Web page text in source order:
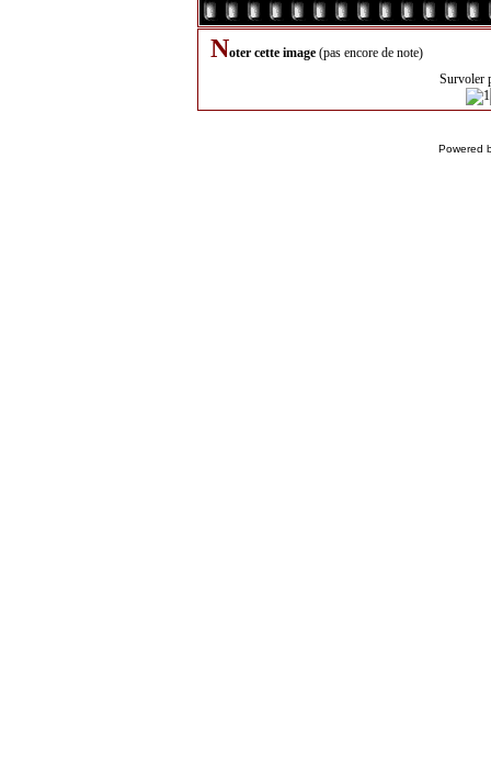
Noter cette image (pas encore de note)
Survoler
Powered